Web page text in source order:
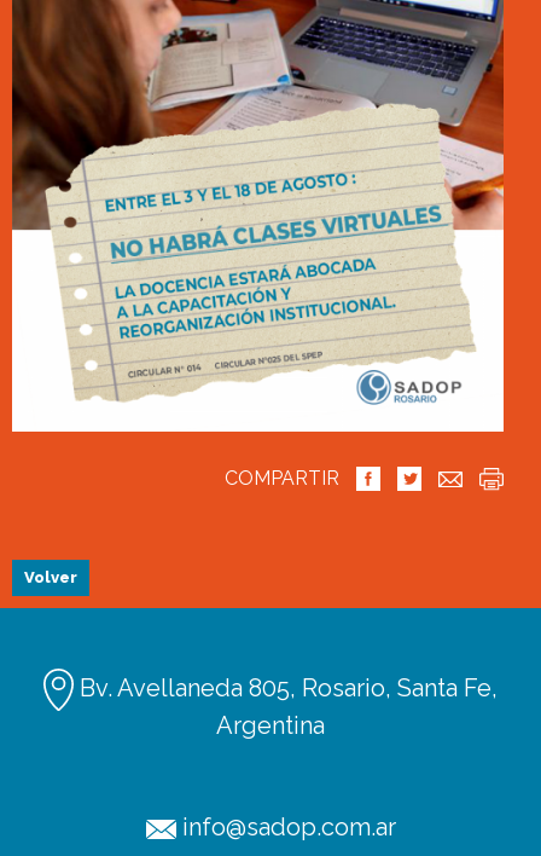
COMPARTIR
Volver
Bv. Avellaneda 805, Rosario, Santa Fe,
Argentina
info@sadop.com.ar